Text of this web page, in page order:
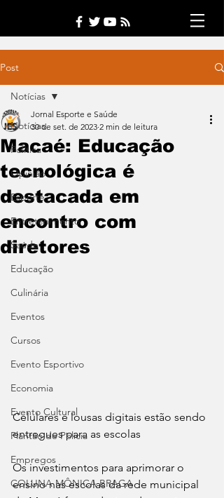
Post
Notícias
Política
Opinião
Esporte
Entretenimento
Saúde
Educação
Culinária
Eventos
Cursos
Evento Esportivo
Economia
Evento Cultural
Plantão de Polícia
Empregos
COLUNA MÔNICA BRAGA
Notícias
Macaé: Educação
tecnológica é
destacada em
encontro com
diretores
Jornal Esporte e Saúde
30 de set. de 2023 2 min de leitura
Celulares e lousas digitais estão sendo
entregues para as escolas
Os investimentos para aprimorar o
ensino nas escolas da rede municipal